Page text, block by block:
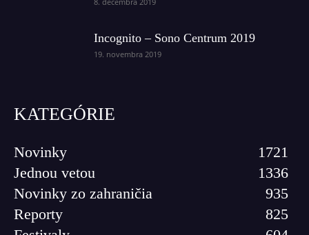
Incognito – Sono Centrum 2019
19. novembra 2019
KATEGÓRIE
Novinky
1721
Jednou vetou
1336
Novinky zo zahraničia
935
Reporty
825